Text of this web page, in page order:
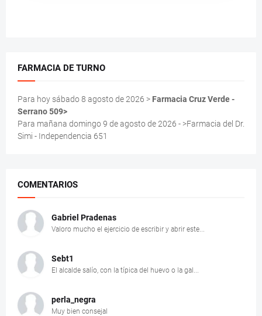
FARMACIA DE TURNO
Para hoy sábado 8 agosto de 2026 > Farmacia Cruz Verde -
Serrano 509>
Para mañana domingo 9 de agosto de 2026 - >Farmacia del Dr.
Simi - Independencia 651
COMENTARIOS
Gabriel Pradenas
Valoro mucho el ejercicio de escribir y abrir este...
Sebt1
El alcalde salío, con la típica del huevo o la gal...
perla_negra
Muy bien consejal